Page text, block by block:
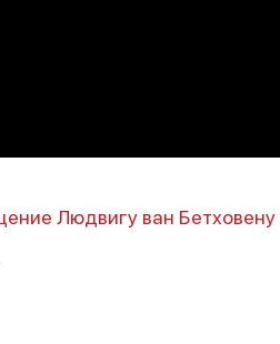
Людвигу ван Бетховену